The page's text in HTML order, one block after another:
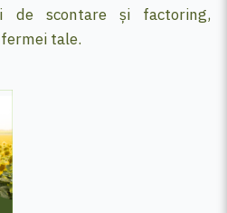
de scontare și factoring,
tale.